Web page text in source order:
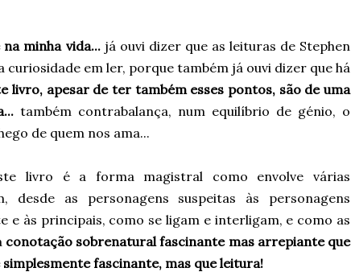
minha vida... já ouvi dizer que as leituras de Stephen
em ler, porque também já ouvi dizer que há
livro, apesar de ter também esses pontos, são de uma
também contrabalança, num equilíbrio de génio, o
de quem nos ama...
livro é a forma magistral como envolve várias
desde as personagens suspeitas às personagens
e às principais, como se ligam e interligam, e como as
conotação sobrenatural fascinante mas arrepiante que
fascinante, mas que leitura!